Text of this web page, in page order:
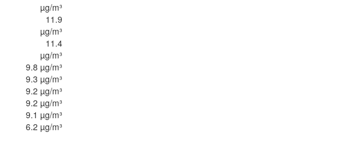
µg/m³
11.9
µg/m³
11.4
µg/m³
9.8 µg/m³
9.3 µg/m³
9.2 µg/m³
9.2 µg/m³
9.1 µg/m³
6.2 µg/m³